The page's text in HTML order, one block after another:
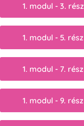
1. modul - 3. rész
1. modul - 5. rész
1. modul - 7. rész
1. modul - 9. rész